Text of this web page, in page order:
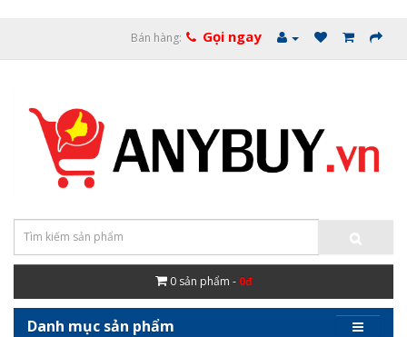
Bán hàng: Gọi ngay
0 sản phẩm - 0đ
Danh mục sản phẩm